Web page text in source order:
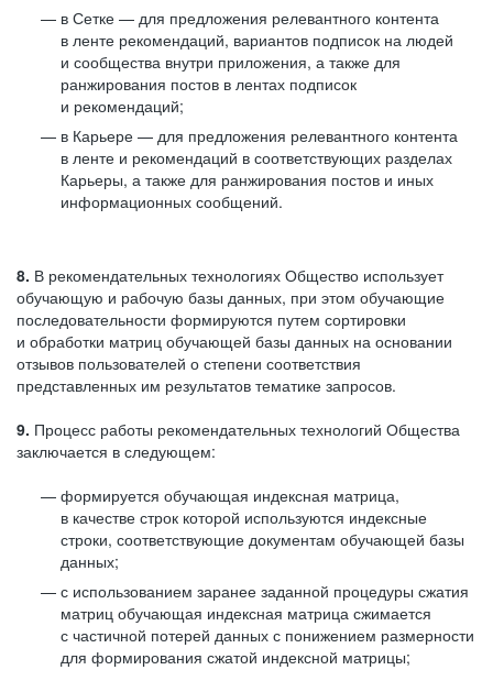
в Сетке — для предложения релевантного контента
в ленте рекомендаций, вариантов подписок на людей
и сообщества внутри приложения, а также для
ранжирования постов в лентах подписок
и рекомендаций;
в Карьере — для предложения релевантного контента
в ленте и рекомендаций в соответствующих разделах
Карьеры, а также для ранжирования постов и иных
информационных сообщений.
8. В рекомендательных технологиях Общество использует
обучающую и рабочую базы данных, при этом обучающие
последовательности формируются путем сортировки
и обработки матриц обучающей базы данных на основании
отзывов пользователей о степени соответствия
представленных им результатов тематике запросов.
9. Процесс работы рекомендательных технологий Общества
заключается в следующем:
формируется обучающая индексная матрица,
в качестве строк которой используются индексные
строки, соответствующие документам обучающей базы
данных;
с использованием заранее заданной процедуры сжатия
матриц обучающая индексная матрица сжимается
с частичной потерей данных с понижением размерности
для формирования сжатой индексной матрицы;